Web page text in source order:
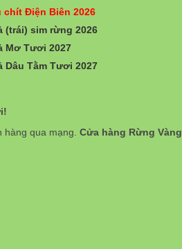
chít Điện Biên 2026
(trái) sim rừng 2026
Mơ Tươi 2027
Dâu Tằm Tươi 2027
qua mạng. Cửa hàng Rừng Vàng